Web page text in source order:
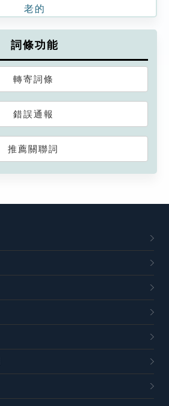
老的
詞條功能
轉寄詞條
錯誤通報
推薦關聯詞